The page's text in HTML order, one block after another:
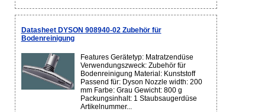
Datasheet DYSON 908940-02 Zubehör für
Bodenreinigung
Features Gerätetyp: Matratzendüse
Verwendungszweck: Zubehör für
Bodenreinigung Material: Kunststoff
Passend für: Dyson Nozzle width: 200
mm Farbe: Grau Gewicht: 800 g
Packungsinhalt: 1 Staubsaugerdüse
Artikelnummer...